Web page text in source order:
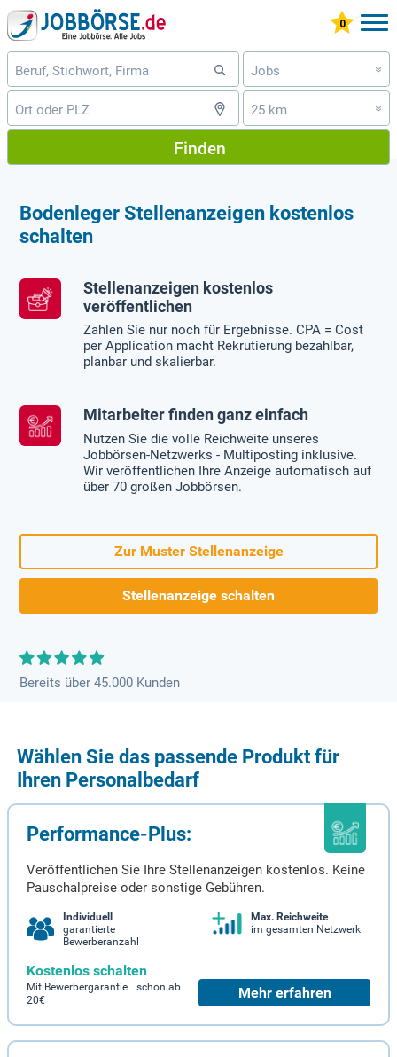
Jobs »
25 km »
Finden
Bodenleger Stellenanzeigen kostenlos
schalten
Stellenanzeigen kostenlos
veröffentlichen
Zahlen Sie nur noch für Ergebnisse. CPA = Cost
per Application macht Rekrutierung bezahlbar,
planbar und skalierbar.
Mitarbeiter finden ganz einfach
Nutzen Sie die volle Reichweite unseres
Jobbörsen-Netzwerks - Multiposting inklusive.
Wir veröffentlichen Ihre Anzeige automatisch auf
über 70 großen Jobbörsen.
Zur Muster Stellenanzeige
Stellenanzeige schalten
Bereits über 45.000 Kunden
Wählen Sie das passende Produkt für
Ihren Personalbedarf
Performance-Plus:
Veröffentlichen Sie Ihre Stellenanzeigen kostenlos. Keine
Pauschalpreise oder sonstige Gebühren.
Individuell
garantierte
Bewerberanzahl
Max. Reichweite
im gesamten Netzwerk
Kostenlos schalten
Mit Bewerbergarantie schon ab
20€
Mehr erfahren